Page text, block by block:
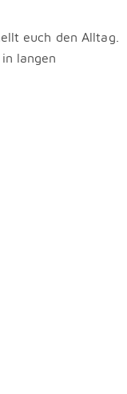
euch den Alltag.
langen